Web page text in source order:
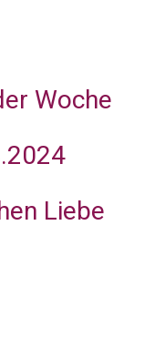
Woche
Liebe